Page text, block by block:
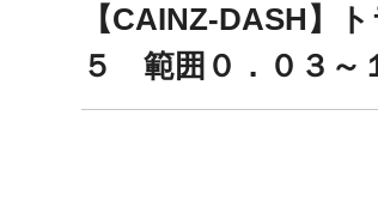
【CAINZ-DASH】
５ 範囲０．０３～